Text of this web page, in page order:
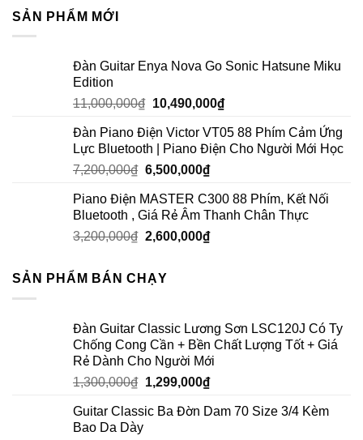
SẢN PHẨM MỚI
Đàn Guitar Enya Nova Go Sonic Hatsune Miku
Edition
11,000,000₫ 10,490,000₫
Đàn Piano Điện Victor VT05 88 Phím Cảm Ứng
Lực Bluetooth | Piano Điện Cho Người Mới Học
7,200,000₫ 6,500,000₫
Piano Điện MASTER C300 88 Phím, Kết Nối
Bluetooth , Giá Rẻ Âm Thanh Chân Thực
3,200,000₫ 2,600,000₫
SẢN PHẨM BÁN CHẠY
Đàn Guitar Classic Lương Sơn LSC120J Có Ty
Chống Cong Cần + Bền Chất Lượng Tốt + Giá
Rẻ Dành Cho Người Mới
1,300,000₫ 1,299,000₫
Guitar Classic Ba Đờn Dam 70 Size 3/4 Kèm
Bao Da Dày